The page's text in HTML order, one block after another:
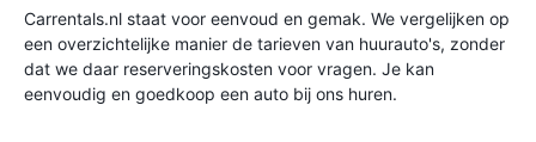
Carrentals.nl staat voor eenvoud en gemak. We vergelijken op
een overzichtelijke manier de tarieven van huurauto's, zonder
dat we daar reserveringskosten voor vragen. Je kan
eenvoudig en goedkoop een auto bij ons huren.